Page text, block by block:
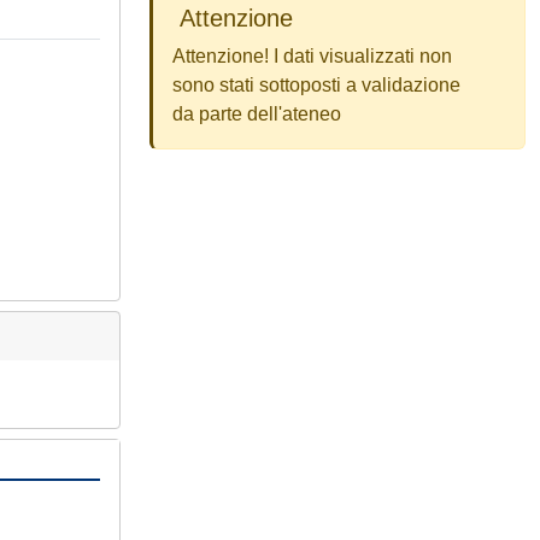
Attenzione
Attenzione! I dati visualizzati non
sono stati sottoposti a validazione
da parte dell'ateneo